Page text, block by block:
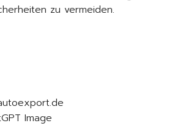
zu vermeiden.
Image